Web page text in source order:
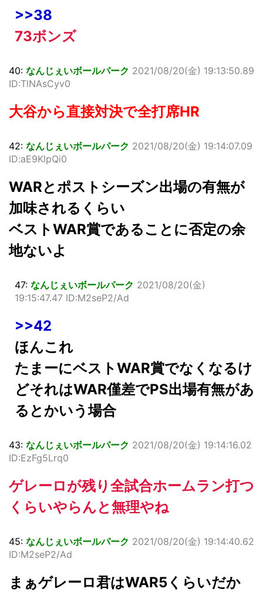
>>38
73ボンズ
40: なんじぇいボールパーク 2021/08/20(金) 19:13:50.89
ID:TlNAsCyv0
大谷から直接対決で全打席HR
42: なんじぇいボールパーク 2021/08/20(金) 19:14:07.09
ID:aE9KlpQi0
WARとポストシーズン出場の有無が
加味されるくらい
ベストWAR賞であることに否定の余
地ないよ
47: なんじぇいボールパーク 2021/08/20(金)
19:15:47.47 ID:M2seP2/Ad
>>42
ほんこれ
たまーにベストWAR賞でなくなるけ
どそれはWAR僅差でPS出場有無があ
るとかいう場合
43: なんじぇいボールパーク 2021/08/20(金) 19:14:16.02
ID:EzFg5Lrq0
ゲレーロが残り全試合ホームラン打つ
くらいやらんと無理やね
45: なんじぇいボールパーク 2021/08/20(金) 19:14:40.62
ID:M2seP2/Ad
まぁゲレーロ君はWAR5くらいだか